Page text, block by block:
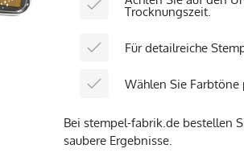
Trocknungszeit.
Für detailreiche
Wählen Sie Farbtöne
Bei stempel-fabrik.de bestellen
saubere Ergebnisse.